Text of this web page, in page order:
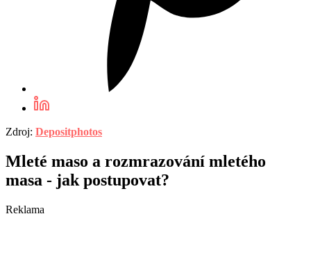
Zdroj: Depositphotos
Mleté maso a rozmrazování mletého
masa - jak postupovat?
Reklama